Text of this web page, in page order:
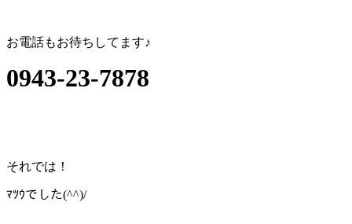
お電話もお待ちしてます♪
0943-23-7878
それでは！
ﾏﾂｳでした(^^)/